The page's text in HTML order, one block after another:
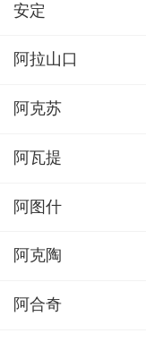
安定
阿拉山口
阿克苏
阿瓦提
阿图什
阿克陶
阿合奇